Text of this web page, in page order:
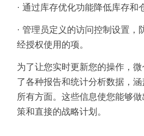
· 通过库存优化功能降低库存和
· 管理员定义的访问控制设置，
经授权使用的项。
为了让您实时更新您的操作，
了各种报告和统计分析数据，
所有方面。这些信息使您能够
策和直接的战略计划。